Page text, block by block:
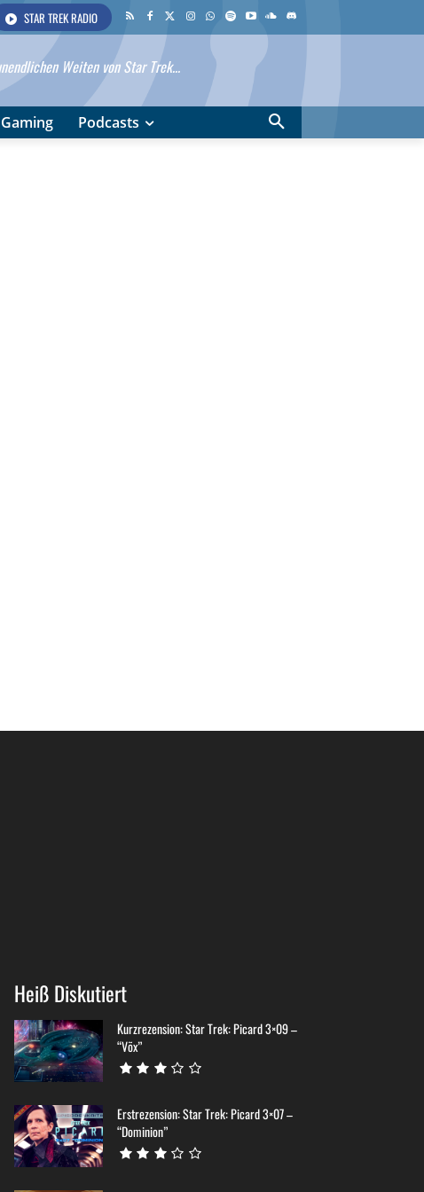
STAR TREK RADIO
Weiten von Star Trek...
Gaming Podcasts
Heiß Diskutiert
Kurzrezension: Star Trek: Picard 3×09 –
“Võx”
Erstrezension: Star Trek: Picard 3×07 –
“Dominion”